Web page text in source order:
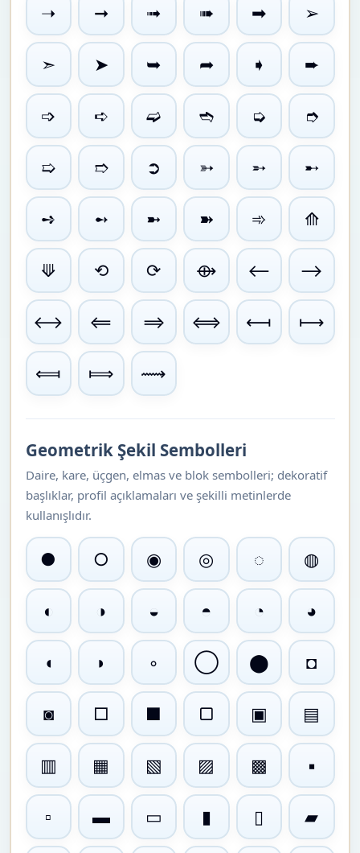
➝ ➞ ➟ ➠ ➡ ➢
➣ ➤ ➥ ➦ ➧ ➨
➩ ➪ ➫ ➬ ➭ ➮
➯ ➱ ➲ ➳ ➵ ➸
➺ ➻ ➼ ➽ ➾ ⟰
⟱ ⟲ ⟳ ⟴ ⟵ ⟶
⟷ ⟸ ⟹ ⟺ ⟻ ⟼
⟽ ⟾ ⟿
Geometrik Şekil Sembolleri
Daire, kare, üçgen, elmas ve blok sembolleri; dekoratif
başlıklar, profil açıklamaları ve şekilli metinlerde
kullanışlıdır.
● ○ ◉ ◎ ◌ ◍
◐ ◑ ◒ ◓ ◔ ◕
◖ ◗ ◦ ◯ ⬤ ◘
◙ □ ■ ▢ ▣ ▤
▥ ▦ ▧ ▨ ▩ ▪
▫ ▬ ▭ ▮ ▯ ▰